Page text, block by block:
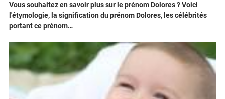
Vous souhaitez en savoir plus sur le prénom Dolores ? Voici
l'étymologie, la signification du prénom Dolores, les célébrités
portant ce prénom…